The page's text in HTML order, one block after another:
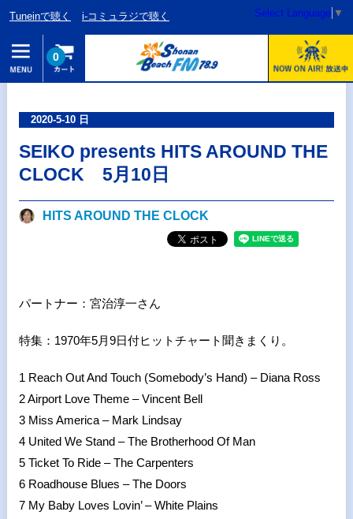
Tuneinで聴く i-コミュラジで聴く Select Language ▼
0
2020-5-10 日
SEIKO presents HITS AROUND THE
CLOCK 5月10日
HITS AROUND THE CLOCK
パートナー：宮治淳一さん
特集：1970年5月9日付ヒットチャート聞きまくり。
1 Reach Out And Touch (Somebody’s Hand) – Diana Ross
2 Airport Love Theme – Vincent Bell
3 Miss America – Mark Lindsay
4 United We Stand – The Brotherhood Of Man
5 Ticket To Ride – The Carpenters
6 Roadhouse Blues – The Doors
7 My Baby Loves Lovin’ – White Plains